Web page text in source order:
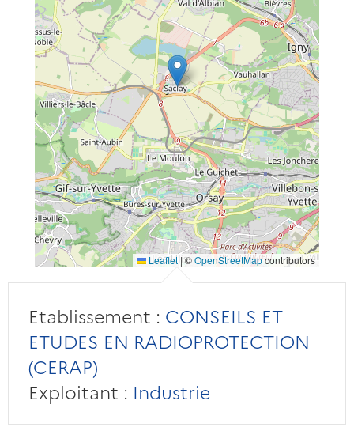
Leaflet |©OpenStreetMapcontributors
Etablissement : CONSEILS ET
ETUDES EN RADIOPROTECTION
(CERAP)
Exploitant : Industrie